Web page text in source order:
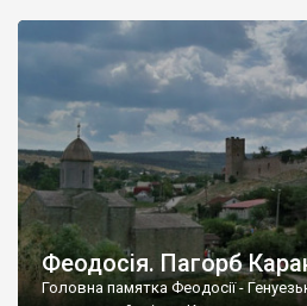
Феодосія. Пагорб
Головна памятка Феодосії -